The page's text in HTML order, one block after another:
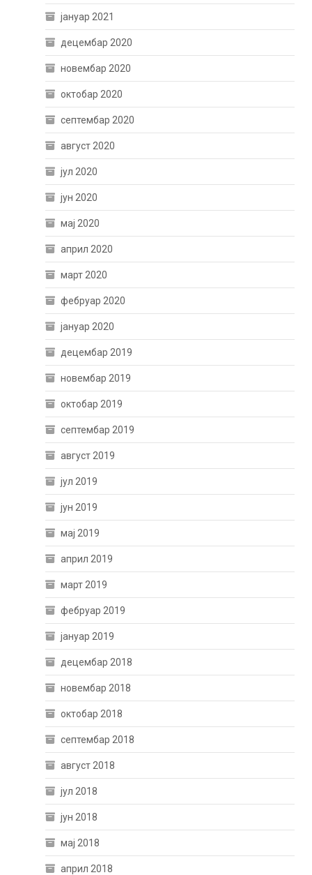
јануар 2021
децембар 2020
новембар 2020
октобар 2020
септембар 2020
август 2020
јул 2020
јун 2020
мај 2020
април 2020
март 2020
фебруар 2020
јануар 2020
децембар 2019
новембар 2019
октобар 2019
септембар 2019
август 2019
јул 2019
јун 2019
мај 2019
април 2019
март 2019
фебруар 2019
јануар 2019
децембар 2018
новембар 2018
октобар 2018
септембар 2018
август 2018
јул 2018
јун 2018
мај 2018
април 2018